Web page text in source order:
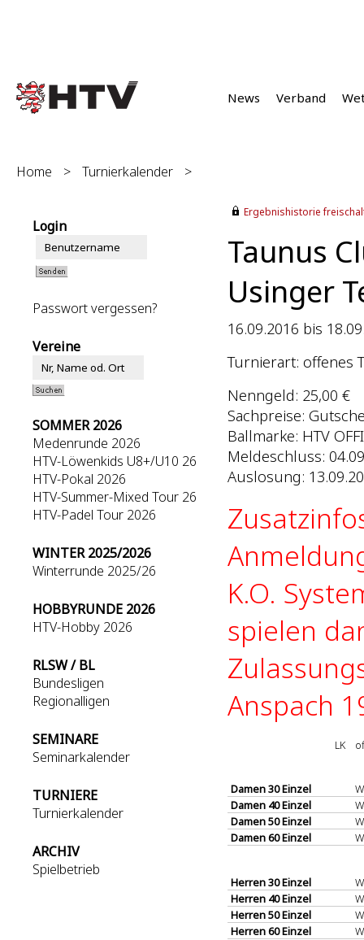
News Verband
Home > Turnierkalender >
Login
Passwort vergessen?
Vereine
SOMMER 2026
Medenrunde 2026
HTV-Löwenkids U8+/U10 26
HTV-Pokal 2026
HTV-Summer-Mixed Tour 26
HTV-Padel Tour 2026
WINTER 2025/2026
Winterrunde 2025/26
HOBBYRUNDE 2026
HTV-Hobby 2026
RLSW / BL
Bundesligen
Regionalligen
SEMINARE
Seminarkalender
TURNIERE
Turnierkalender
ARCHIV
Spielbetrieb
Ergebnishistorie
Taunus
Usinger
16.09.2016 bis
Turnierart: offenes
Nenngeld: 25,00 €
Sachpreise:
Ballmarke: HTV
Meldeschluss:
Auslosung:
K.O.
spielen
Anspach
LK
Damen 30 Einzel
Damen 40 Einzel
Damen 50 Einzel
Damen 60 Einzel
Herren 30 Einzel
Herren 40 Einzel
Herren 50 Einzel
Herren 60 Einzel